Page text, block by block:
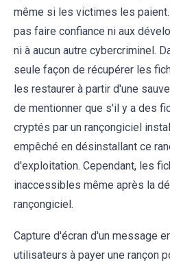
même si les victimes les
pas faire confiance ni aux
ni à aucun autre cybercriminel.
seule façon de récupérer les
les restaurer à partir d'une
de mentionner que s'il y a des
cryptés par un rançongiciel
empêché en désinstallant ce
d'exploitation. Cependant, les
inaccessibles même après la
rançongiciel.
Capture d'écran d'un message
utilisateurs à payer une rançon